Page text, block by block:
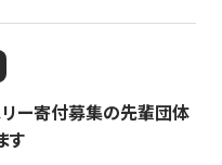
リー寄付募集の先輩団体
す